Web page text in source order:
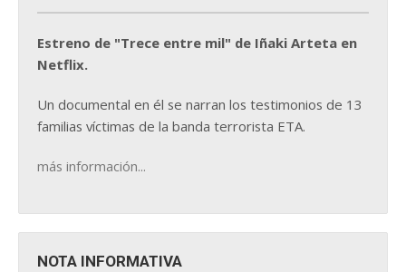
Estreno de "Trece entre mil" de Iñaki Arteta en
Netflix.
Un documental en él se narran los testimonios de 13
familias víctimas de la banda terrorista ETA.
más información...
NOTA INFORMATIVA